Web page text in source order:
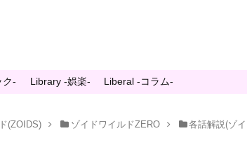
ク- Library -娯楽- Liberal -コラム-
(ZOIDS) ゾイドワイルドZERO
各話解説(ゾイ